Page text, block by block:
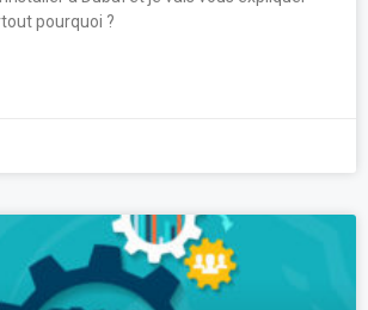
pourquoi ?